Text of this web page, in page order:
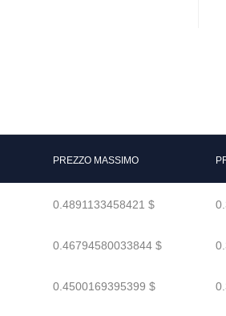
PREZZO MASSIMO
0.4891133458421 $
0.46794580033844 $
0.4500169395399 $